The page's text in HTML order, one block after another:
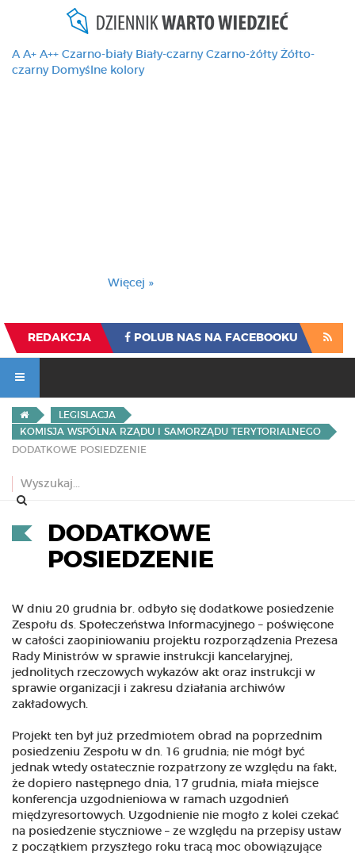
A A+ A++ Czarno-biały Biały-czarny Czarno-żółty Żółto-
czarny Domyślne kolory
Więcej »
REDAKCJA POLUB NAS NA FACEBOOKU
LEGISLACJA
KOMISJA WSPÓLNA RZĄDU I SAMORZĄDU TERYTORIALNEGO
DODATKOWE POSIEDZENIE
DODATKOWE
POSIEDZENIE
W dniu 20 grudnia br. odbyło się dodatkowe posiedzenie
Zespołu ds. Społeczeństwa Informacyjnego – poświęcone
w całości zaopiniowaniu projektu rozporządzenia Prezesa
Rady Ministrów w sprawie instrukcji kancelaryjnej,
jednolitych rzeczowych wykazów akt oraz instrukcji w
sprawie organizacji i zakresu działania archiwów
zakładowych.
Projekt ten był już przedmiotem obrad na poprzednim
posiedzeniu Zespołu w dn. 16 grudnia; nie mógł być
jednak wtedy ostatecznie rozpatrzony ze względu na fakt,
że dopiero następnego dnia, 17 grudnia, miała miejsce
konferencja uzgodnieniowa w ramach uzgodnień
międzyresortowych. Uzgodnienie nie mogło z kolei czekać
na posiedzenie styczniowe – ze względu na przepisy ustaw
z początkiem przyszłego roku tracą moc obowiązujące